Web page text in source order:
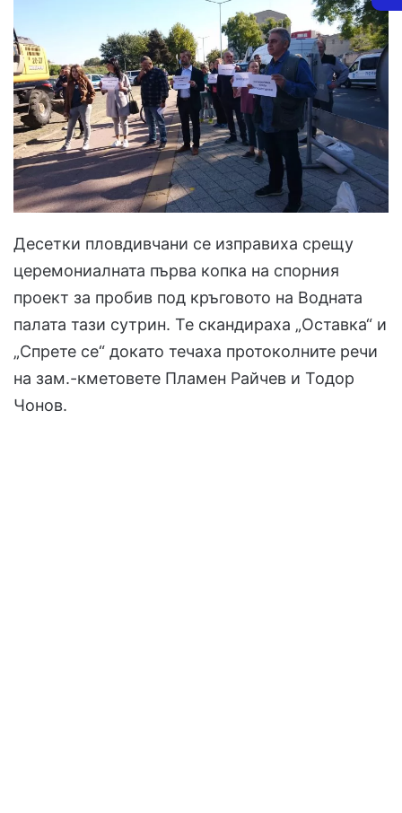
Десетки пловдивчани се изправиха срещу
церемониалната първа копка на спорния
проект за пробив под кръговото на Водната
палата тази сутрин. Те скандираха „Оставка“ и
„Спрете се“ докато течаха протоколните речи
на зам.-кметовете Пламен Райчев и Тодор
Чонов.